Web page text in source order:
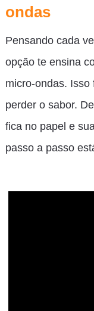
ondas
Pensando cada
opção te ensina
micro-ondas. Isso
perder o sabor.
fica no papel e
passo a passo